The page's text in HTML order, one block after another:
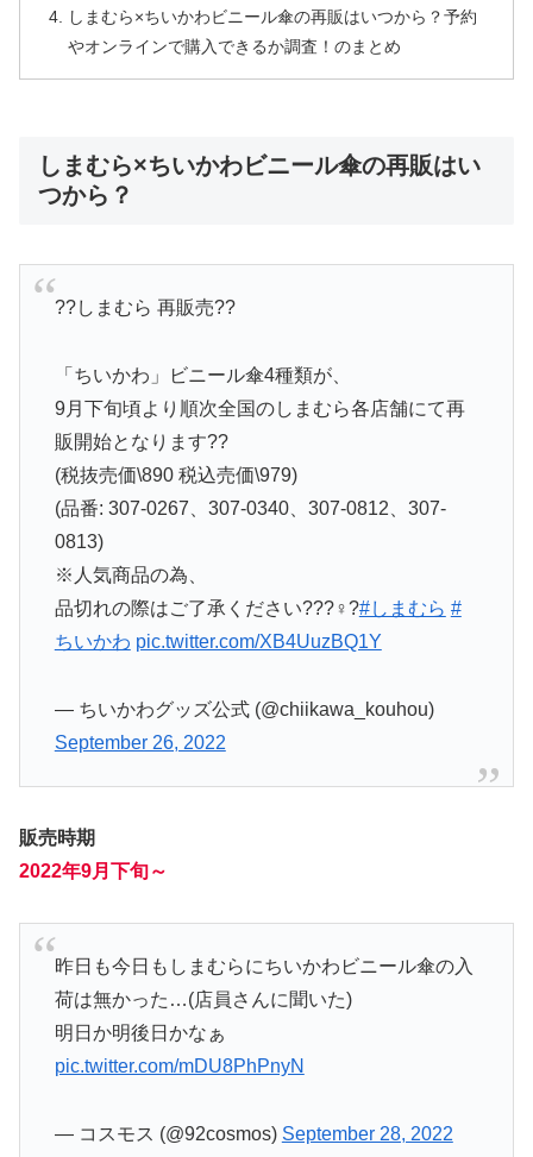
しまむら×ちいかわビニール傘の再販はいつから？予約
やオンラインで購入できるか調査！のまとめ
しまむら×ちいかわビニール傘の再販はい
つから？
??しまむら 再販売??
「ちいかわ」ビニール傘4種類が、
9月下旬頃より順次全国のしまむら各店舗にて再
販開始となります??
(税抜売価\890 税込売価\979)
(品番: 307-0267、307-0340、307-0812、307-
0813)
※人気商品の為、
品切れの際はご了承ください???♀?#しまむら #
ちいかわ pic.twitter.com/XB4UuzBQ1Y
— ちいかわグッズ公式 (@chiikawa_kouhou)
September 26, 2022
販売時期
2022年9月下旬～
昨日も今日もしまむらにちいかわビニール傘の入
荷は無かった…(店員さんに聞いた)
明日か明後日かなぁ
pic.twitter.com/mDU8PhPnyN
— コスモス (@92cosmos) September 28, 2022